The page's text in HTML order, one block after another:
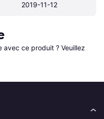
2019-11-12
avec ce produit ? Veuillez